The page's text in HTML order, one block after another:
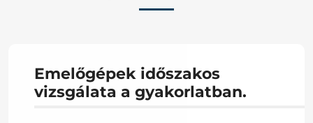
Emelőgépek időszakos
vizsgálata a gyakorlatban.